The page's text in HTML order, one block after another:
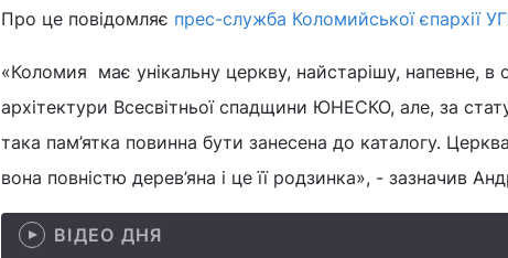
Про це повідомляє прес-служба Коломийської єпархії
«Коломия має унікальну церкву, найстарішу, напевне, в
архітектури Всесвітньої спадщини ЮНЕСКО, але, за
така пам’ятка повинна бути занесена до каталогу.
вона повністю дерев’яна і це її родзинка», - зазначив
ВІДЕО ДНЯ